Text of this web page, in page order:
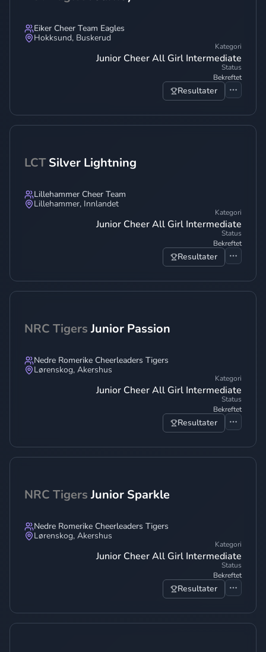
Eiker Cheer Team Eagles
Hokksund, Buskerud
Kategori
Junior Cheer All Girl Intermediate
Status
Bekreftet
Resultater
LCT Silver Lightning
Lillehammer Cheer Team
Lillehammer, Innlandet
Kategori
Junior Cheer All Girl Intermediate
Status
Bekreftet
Resultater
NRC Tigers Junior Passion
Nedre Romerike Cheerleaders Tigers
Lørenskog, Akershus
Kategori
Junior Cheer All Girl Intermediate
Status
Bekreftet
Resultater
NRC Tigers Junior Sparkle
Nedre Romerike Cheerleaders Tigers
Lørenskog, Akershus
Kategori
Junior Cheer All Girl Intermediate
Status
Bekreftet
Resultater